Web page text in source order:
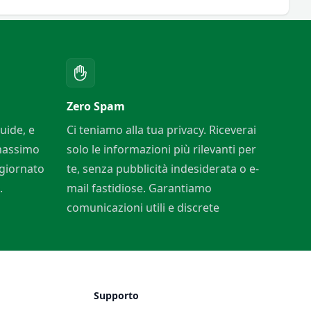
e
Zero Spam
Ci teniamo alla tua privacy. Riceverai
solo le informazioni più rilevanti per
te, senza pubblicità indesiderata o e-
mail fastidiose. Garantiamo
comunicazioni utili e discrete
Supporto